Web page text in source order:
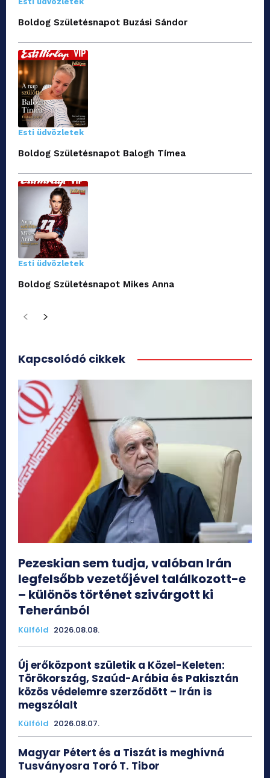
Boldog Születésnapot Buzási Sándor
Esti üdvözletek
Boldog Születésnapot Balogh Tímea
Esti üdvözletek
Boldog Születésnapot Mikes Anna
Kapcsolódó cikkek
Pezeskian sem tudja, valóban Irán
legfelsőbb vezetőjével találkozott-e
– különös történet szivárgott ki
Teheránból
Külföld 2026.08.08.
Új erőközpont születik a Közel-Keleten:
Törökország, Szaúd-Arábia és Pakisztán
közös védelemre szerződött – Irán is
megszólalt
Külföld 2026.08.07.
Magyar Pétert és a Tiszát is meghívná
Tusványosra Toró T. Tibor